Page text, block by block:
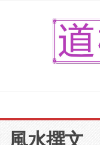
風水撰文